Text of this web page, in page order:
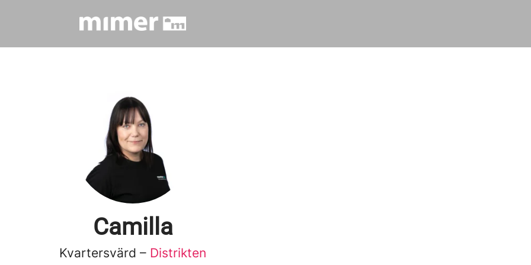
Camilla
Kvartersvärd – Distrikten